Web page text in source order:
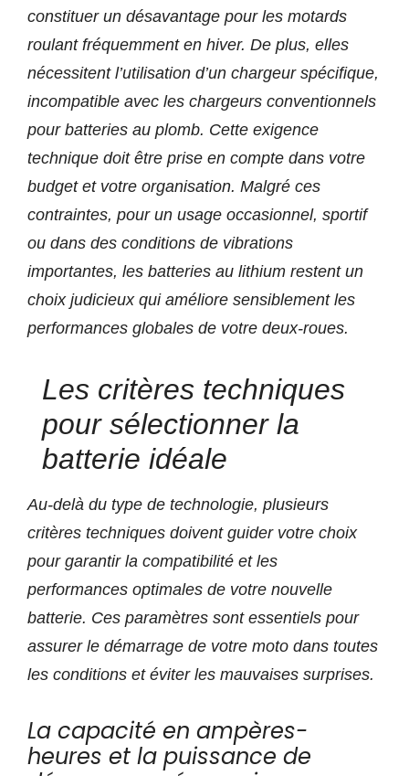
constituer un désavantage pour les motards
roulant fréquemment en hiver. De plus, elles
nécessitent l’utilisation d’un chargeur spécifique,
incompatible avec les chargeurs conventionnels
pour batteries au plomb. Cette exigence
technique doit être prise en compte dans votre
budget et votre organisation. Malgré ces
contraintes, pour un usage occasionnel, sportif
ou dans des conditions de vibrations
importantes, les batteries au lithium restent un
choix judicieux qui améliore sensiblement les
performances globales de votre deux-roues.
Les critères techniques
pour sélectionner la
batterie idéale
Au-delà du type de technologie, plusieurs
critères techniques doivent guider votre choix
pour garantir la compatibilité et les
performances optimales de votre nouvelle
batterie. Ces paramètres sont essentiels pour
assurer le démarrage de votre moto dans toutes
les conditions et éviter les mauvaises surprises.
La capacité en ampères-
heures et la puissance de